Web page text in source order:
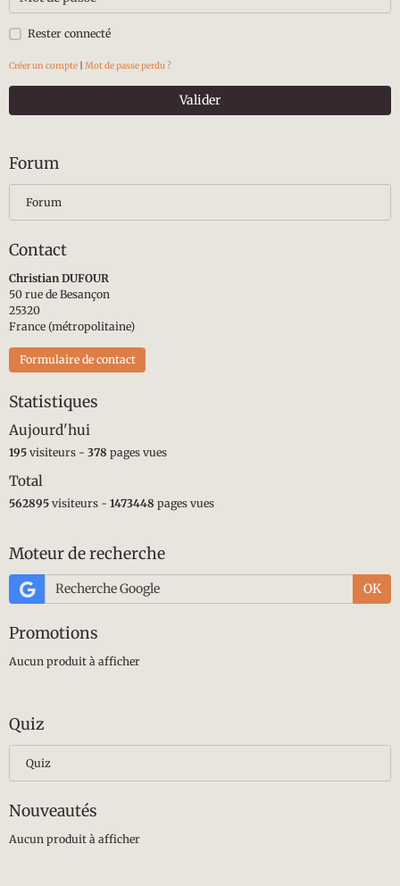
Rester connecté
Créer un compte | Mot de passe perdu ?
Valider
Forum
Forum
Contact
Christian DUFOUR
50 rue de Besançon
25320
France (métropolitaine)
Formulaire de contact
Statistiques
Aujourd'hui
195 visiteurs - 378 pages vues
Total
562895 visiteurs - 1473448 pages vues
Moteur de recherche
OK
Promotions
Aucun produit à afficher
Quiz
Quiz
Nouveautés
Aucun produit à afficher